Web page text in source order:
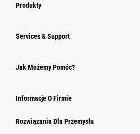
Produkty
Services & Support
Jak Możemy Pomóc?
Informacje O Firmie
Rozwiązania Dla Przemysłu